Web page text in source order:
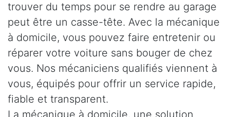
trouver du temps pour se rendre au garage
peut être un casse-tête. Avec la mécanique
à domicile, vous pouvez faire entretenir ou
réparer votre voiture sans bouger de chez
vous. Nos mécaniciens qualifiés viennent à
vous, équipés pour offrir un service rapide,
fiable et transparent.